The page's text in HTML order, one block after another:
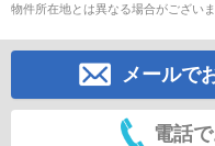
物件所在地とは異なる場合がございま
メールで
電話